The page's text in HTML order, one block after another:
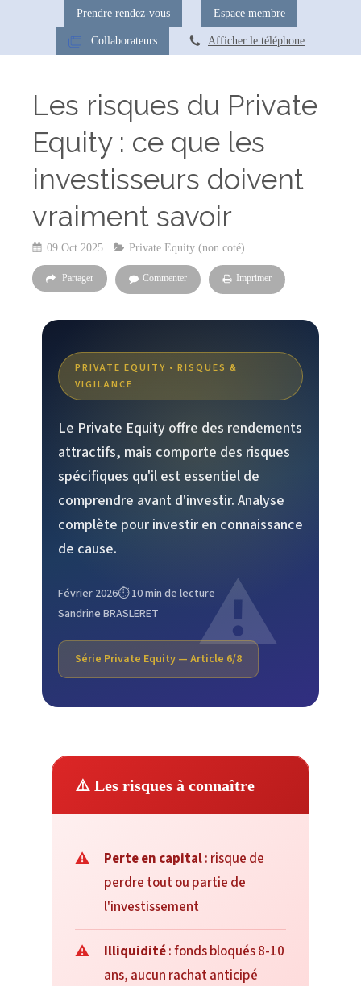
Prendre rendez-vous Espace membre
Collaborateurs Afficher le téléphone
Les risques du Private
Equity : ce que les
investisseurs doivent
vraiment savoir
09 Oct 2025 Private Equity (non coté)
Partager Commenter Imprimer
PRIVATE EQUITY • RISQUES &
VIGILANCE
Le Private Equity offre des rendements
attractifs, mais comporte des risques
spécifiques qu'il est essentiel de
comprendre avant d'investir. Analyse
complète pour investir en connaissance
de cause.
Février 2026⏱️ 10 min de lecture
Sandrine BRASLERET
Série Private Equity — Article 6/8
⚠️ Les risques à connaître
Perte en capital: risque de
perdre tout ou partie de
l'investissement
Illiquidité: fonds bloqués 8-10
ans, aucun rachat anticipé